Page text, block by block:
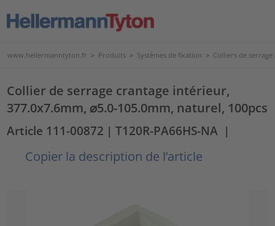
www.hellermanntyton.fr > Produits > Systèmes de fixation > Colliers de
Collier de serrage crantage intérieur,
377.0x7.6mm, ⌀5.0-105.0mm, naturel, 100pcs
Article 111-00872 | T120R-PA66HS-NA |
Copier la description de l’article